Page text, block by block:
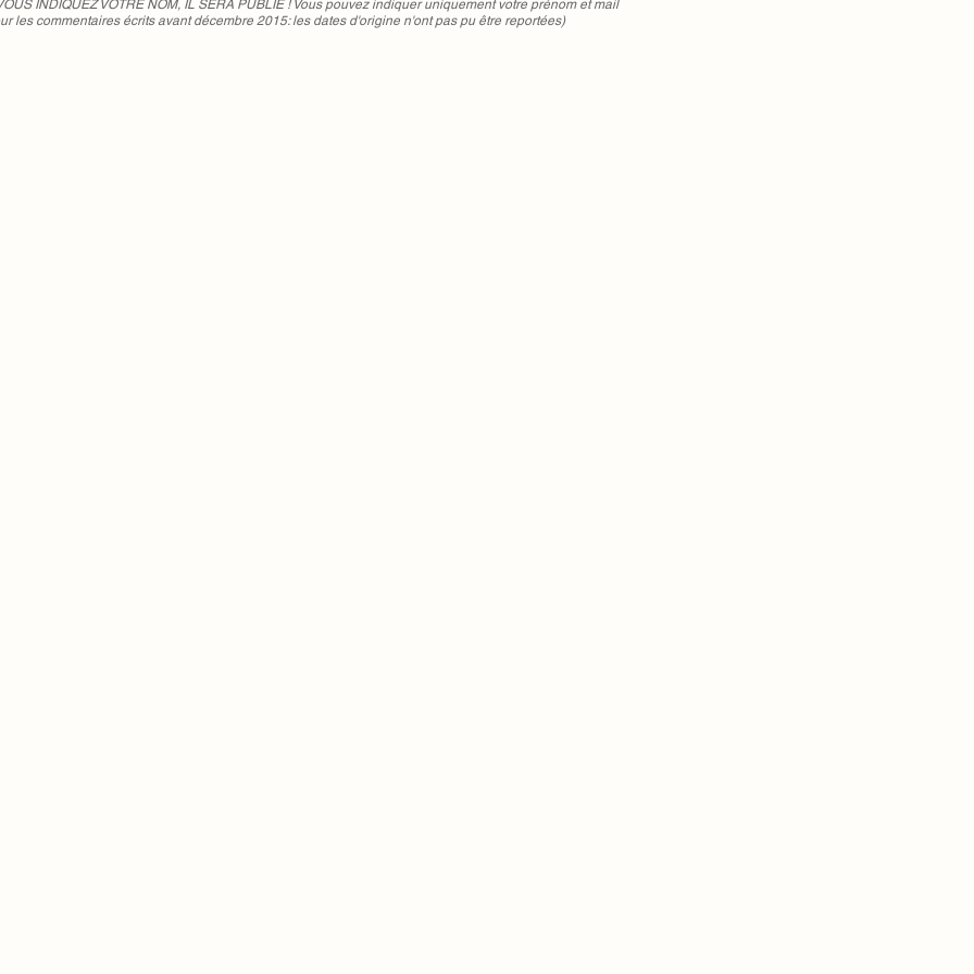
INDIQUEZ VOTRE NOM, IL SERA PUBLIE ! Vous pouvez indiquer uniquement votre prénom et mail
les commentaires écrits avant décembre 2015: les dates d'origine n'ont pas pu être reportées)